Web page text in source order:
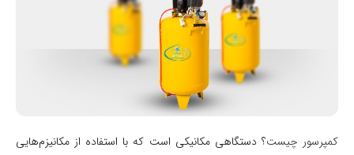
کمپرسور چیست؟ دستگاهی مکانیکی است که با استفاده از مکانیزم‌هایی